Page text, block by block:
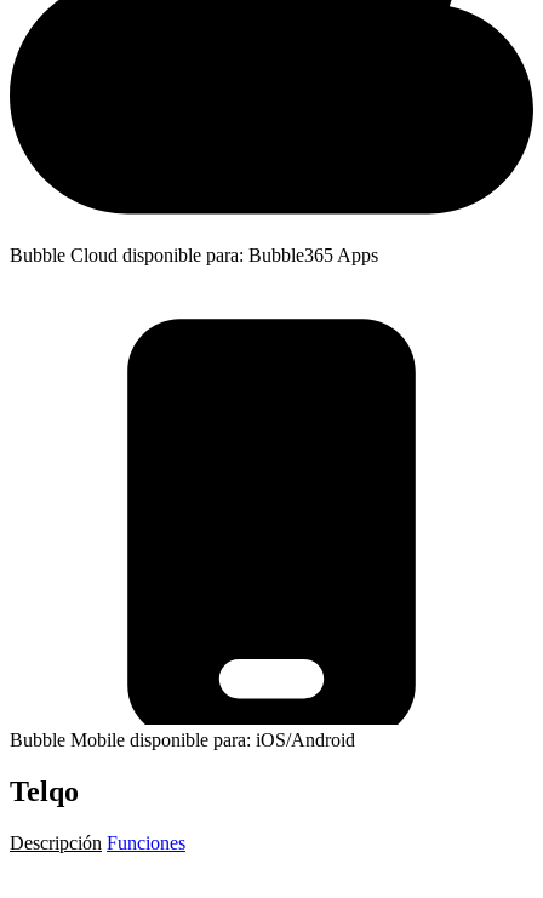
Bubble Cloud disponible para: Bubble365 Apps
Bubble Mobile disponible para: iOS/Android
Telqo
Descripción Funciones